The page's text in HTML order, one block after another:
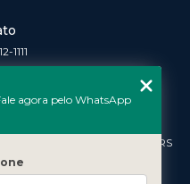
1111
- Petrópolis - Porto Alegre - RS
agora pelo WhatsApp